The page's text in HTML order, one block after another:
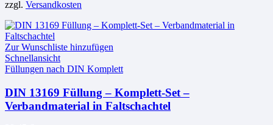
zzgl. Versandkosten
Zur Wunschliste hinzufügen
Schnellansicht
Füllungen nach DIN Komplett
DIN 13169 Füllung – Komplett-Set –
Verbandmaterial in Faltschachtel